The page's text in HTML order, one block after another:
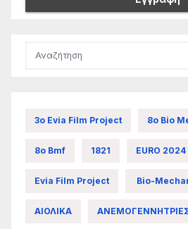
3ο Evia Film Project 8ο Bio
8ο Bmf 1821 EURO 2024
Evia Film Project Bio-
ΑΙΟΛΙΚΑ